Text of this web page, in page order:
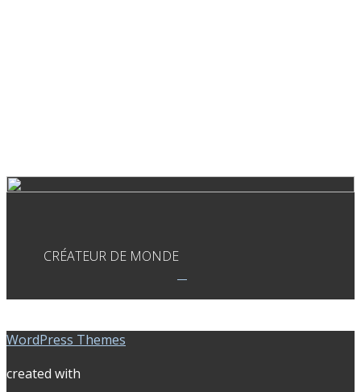
CRÉATEUR DE MONDE
WordPress Themes
created with